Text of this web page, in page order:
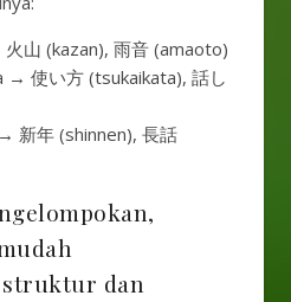
山 (kazan), 雨音 (amaoto)
→ 使い方 (tsukaikata), 話し
新年 (shinnen), 長話
dan